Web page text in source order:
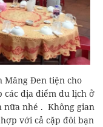
Măng Đen tiện cho
các địa điểm du lịch ở
nữa nhé . Không gian
với cả cặp đôi bạn